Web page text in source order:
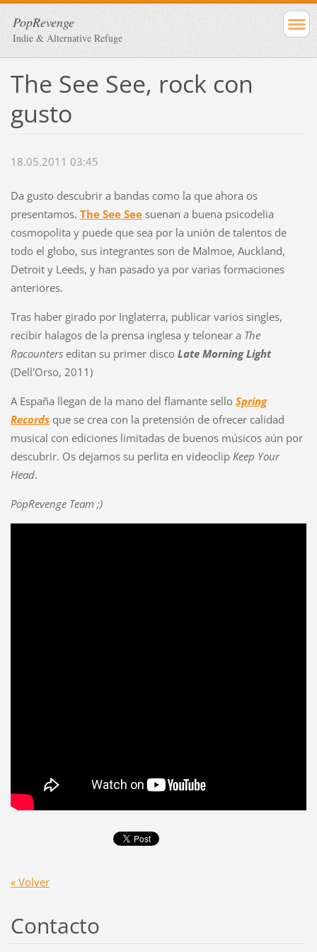
PopRevenge
Indie & Alternative Refuge
The See See, rock con
gusto
18.05.2011 03:45
Da gusto descubrir a bandas como la que ahora os
presentamos. The See See suenan a buena psicodelia
cosmopolita y puede que sea por la unión de talentos de
todo el globo, sus integrantes son de Malmoe, Auckland,
Detroit y Leeds, y han pasado ya por varias formaciones
anteriores.
Tras haber girado por Inglaterra, publicar varios singles,
recibir halagos de la prensa inglesa y telonear a The
Racounterseditan su primer disco Late Morning Light
(Dell'Orso, 2011)
A España llegan de la mano del flamante sello Spring
Records que se crea con la pretensión de ofrecer calidad
musical con ediciones limitadas de buenos músicos aún por
descubrir. Os dejamos su perlita en videoclip Keep Your
Head.
PopRevenge Team ;)
« Volver
Contacto